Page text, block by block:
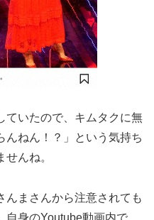
ていたので、キムタクに無
んねん！？」という気持ち
んね。
んまさんから注意されても
自身のYoutube動画内で